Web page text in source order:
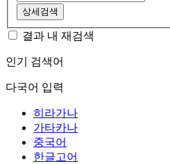
상세검색
결과 내 재검색
인기 검색어
다국어 입력
히라가나
가타카나
중국어
한글고어